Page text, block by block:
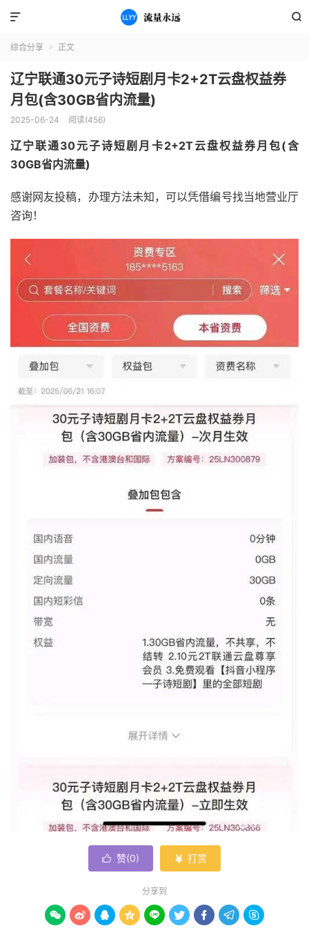


综合分享  正文
辽宁联通30元子诗短剧月卡2+2T云盘权益券
月包(含30GB省内流量)
2025-06-24 阅读(456)
辽宁联通30元子诗短剧月卡2+2T云盘权益券月包(含
30GB省内流量)
感谢网友投稿，办理方法未知，可以凭借编号找当地营业厅
咨询！
 赞(0)  打赏
分享到
        